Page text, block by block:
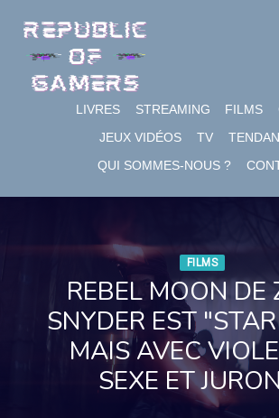
content
LIVRES STREAMING FILMS
JEUX VIDÉOS
TV
QUI SOMMES-NOUS ?
FILMS
REBEL MOON DE
SNYDER EST
MAIS AVEC
SEXE ET